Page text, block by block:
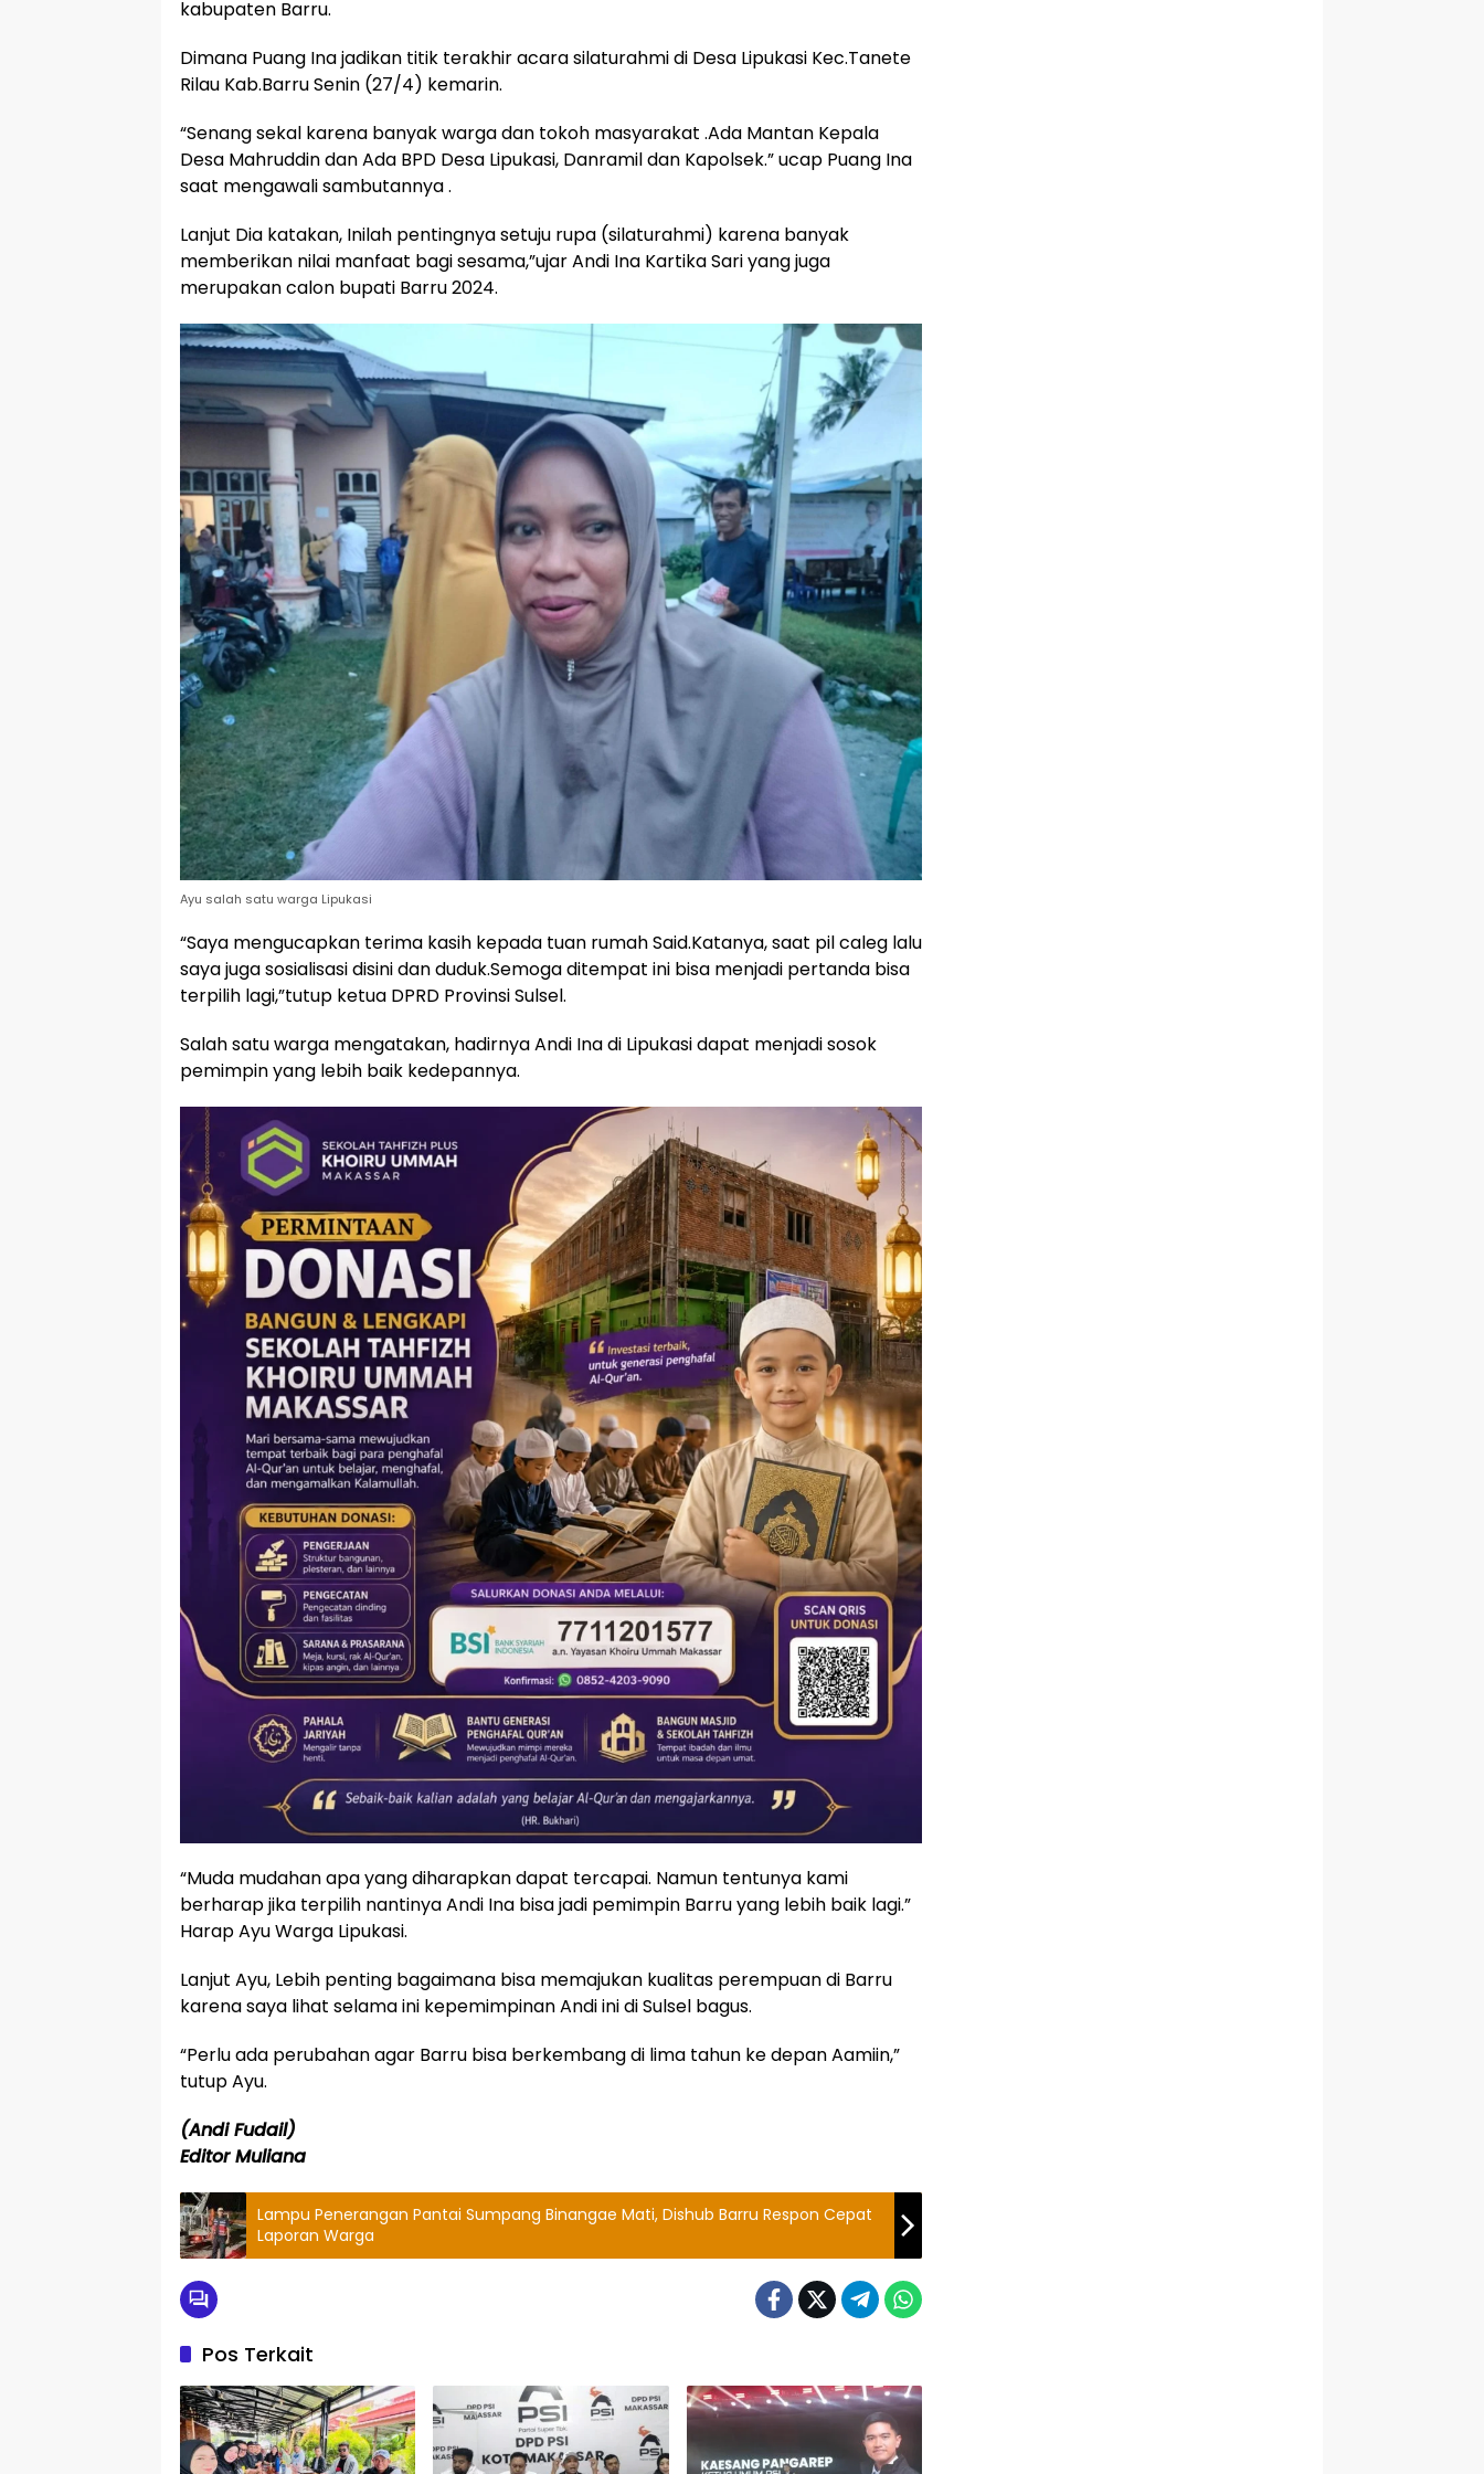
kabupaten Barru.
Dimana Puang Ina jadikan titik terakhir acara silaturahmi di Desa Lipukasi Kec.Tanete
Rilau Kab.Barru Senin (27/4) kemarin.
“Senang sekal karena banyak warga dan tokoh masyarakat .Ada Mantan Kepala
Desa Mahruddin dan Ada BPD Desa Lipukasi, Danramil dan Kapolsek.” ucap Puang Ina
saat mengawali sambutannya .
Lanjut Dia katakan, Inilah pentingnya setuju rupa (silaturahmi) karena banyak
memberikan nilai manfaat bagi sesama,”ujar Andi Ina Kartika Sari yang juga
merupakan calon bupati Barru 2024.
Ayu salah satu warga Lipukasi
“Saya mengucapkan terima kasih kepada tuan rumah Said.Katanya, saat pil caleg lalu
saya juga sosialisasi disini dan duduk.Semoga ditempat ini bisa menjadi pertanda bisa
terpilih lagi,”tutup ketua DPRD Provinsi Sulsel.
Salah satu warga mengatakan, hadirnya Andi Ina di Lipukasi dapat menjadi sosok
pemimpin yang lebih baik kedepannya.
“Muda mudahan apa yang diharapkan dapat tercapai. Namun tentunya kami
berharap jika terpilih nantinya Andi Ina bisa jadi pemimpin Barru yang lebih baik lagi.”
Harap Ayu Warga Lipukasi.
Lanjut Ayu, Lebih penting bagaimana bisa memajukan kualitas perempuan di Barru
karena saya lihat selama ini kepemimpinan Andi ini di Sulsel bagus.
“Perlu ada perubahan agar Barru bisa berkembang di lima tahun ke depan Aamiin,”
tutup Ayu.
(Andi Fudail)
Editor Muliana
Lampu Penerangan Pantai Sumpang Binangae Mati, Dishub Barru Respon Cepat
Laporan Warga
Pos Terkait